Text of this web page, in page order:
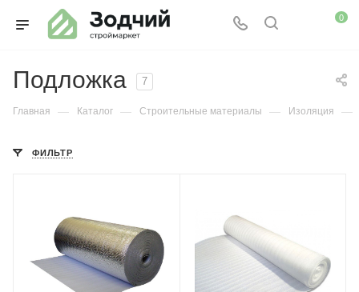
0
Подложка 7
Главная — Каталог — Строительные материалы — Изоляция —
ФИЛЬТР